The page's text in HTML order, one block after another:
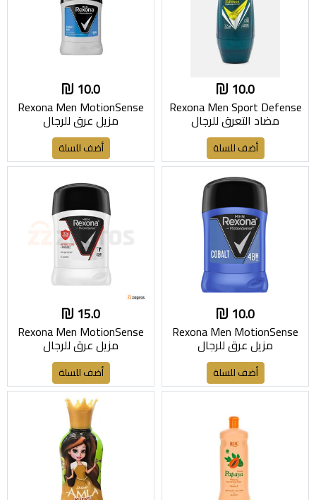
10.0
Rexona Men Sport Defense
مضاد التعرق للرجال
أضف للسلة
10.0
Rexona Men MotionSense
مزيل عرق للرجال
أضف للسلة
10.0
Rexona Men MotionSense
مزيل عرق للرجال
أضف للسلة
15.0
Rexona Men MotionSense
مزيل عرق للرجال
أضف للسلة